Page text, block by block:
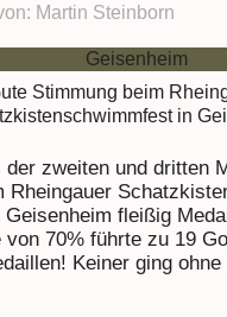
Martin Steinborn
Stimmung beim
in
der zweiten und dritten
Rheingauer
fleißig
von 70% führte zu 19
Keiner ging